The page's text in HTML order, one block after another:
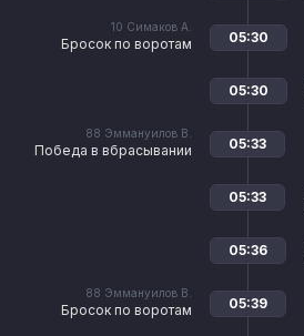
10 Симаков А.
Бросок по воротам 05:30
05:30
88 Эммануилов В.
Победа в вбрасывании 05:33
05:33
05:36
88 Эммануилов В.
Бросок по воротам 05:39